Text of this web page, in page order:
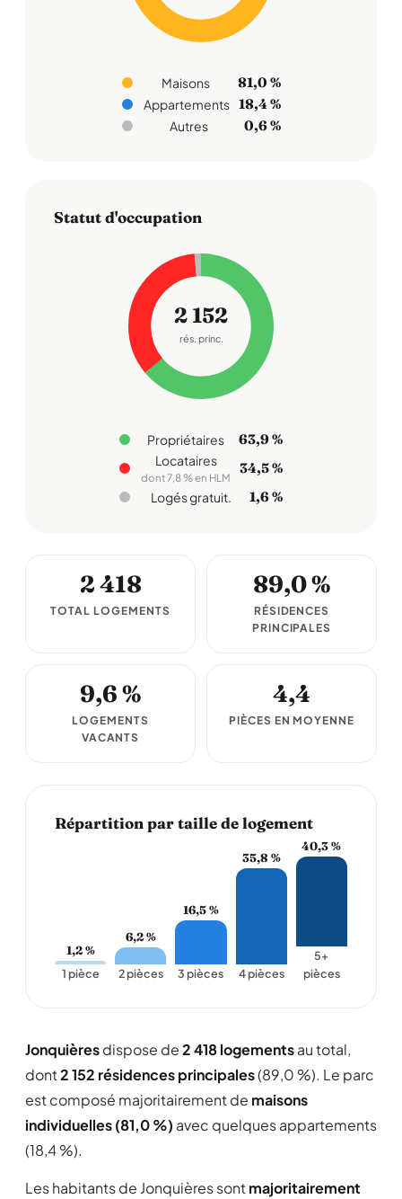
Maisons 81,0 %
Appartements 18,4 %
Autres 0,6 %
Statut d'occupation
2 152
rés. princ.
Propriétaires 63,9 %
Locataires
dont 7,8 % en HLM
34,5 %
Logés gratuit. 1,6 %
2 418
TOTAL LOGEMENTS
89,0 %
RÉSIDENCES
PRINCIPALES
9,6 %
LOGEMENTS
VACANTS
4,4
PIÈCES EN MOYENNE
Répartition par taille de logement
1,2 %
1 pièce
6,2 %
2 pièces
16,5 %
3 pièces
35,8 %
4 pièces
40,3 %
5+
pièces
Jonquièresdispose de2 418 logementsau total,
dont2 152 résidences principales(89,0 %). Le parc
est composé majoritairement de maisons
individuelles (81,0 %) avec quelques appartements
(18,4 %).
Les habitants de Jonquières sontmajoritairement